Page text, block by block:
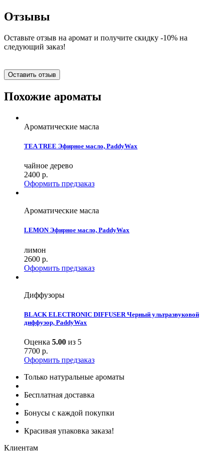
Отзывы
Оставьте отзыв на аромат и получите скидку -10% на
следующий заказ!
Оставить отзыв
Похожие ароматы
Ароматические масла
TEA TREE Эфирное масло, PaddyWax
чайное дерево
2400 р.
Оформить предзаказ
Ароматические масла
LEMON Эфирное масло, PaddyWax
лимон
2600 р.
Оформить предзаказ
Диффузоры
BLACK ELECTRONIC DIFFUSER Черный ультразвуковой
диффузор, PaddyWax
Оценка 5.00 из 5
7700 р.
Оформить предзаказ
Только натуральные ароматы
Бесплатная доставка
Бонусы с каждой покупки
Красивая упаковка заказа!
Клиентам